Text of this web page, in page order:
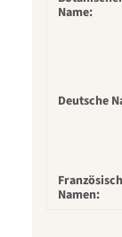
Name:
Deutsche
Namen: